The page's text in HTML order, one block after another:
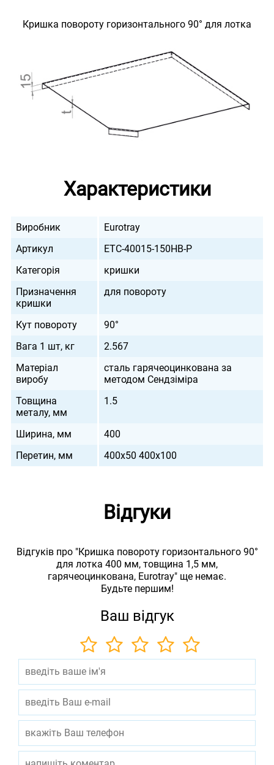
Кришка повороту горизонтального 90° для лотка
Характеристики
Виробник
Eurotray
Артикул
ETC-40015-150HB-P
Категорія
кришки
Призначення
кришки
для повороту
Кут повороту
90°
Вага 1 шт, кг
2.567
Матеріал
виробу
сталь гарячеоцинкована за
методом Сендзіміра
Товщина
металу, мм
1.5
Ширина, мм
400
Перетин, мм
400х50 400х100
Відгуки
Відгуків про "Кришка повороту горизонтального 90°
для лотка 400 мм, товщина 1,5 мм,
гарячеоцинкована, Eurotray" ще немає.
Будьте першим!
Ваш відгук